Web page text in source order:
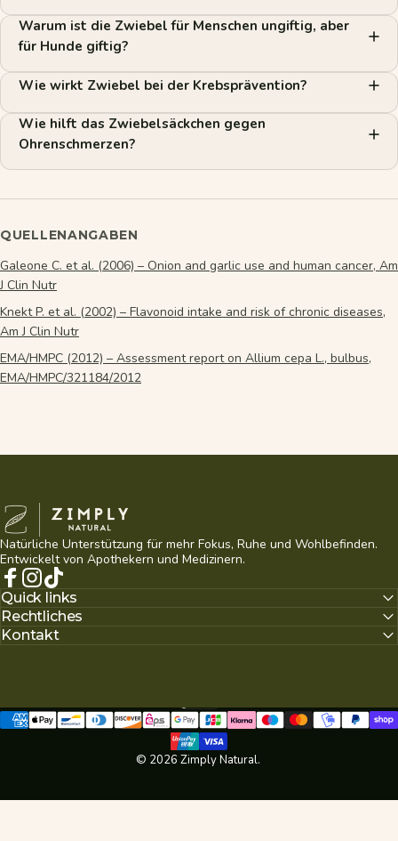
Warum ist die Zwiebel für Menschen ungiftig, aber
für Hunde giftig?
Wie wirkt Zwiebel bei der Krebsprävention?
Wie hilft das Zwiebelsäckchen gegen
Ohrenschmerzen?
QUELLENANGABEN
Galeone C. et al. (2006) – Onion and garlic use and human cancer, Am
J Clin Nutr
Knekt P. et al. (2002) – Flavonoid intake and risk of chronic diseases,
Am J Clin Nutr
EMA/HMPC (2012) – Assessment report on Allium cepa L., bulbus,
EMA/HMPC/321184/2012
Zimply Natural
Natürliche Unterstützung für mehr Fokus, Ruhe und Wohlbefinden.
Entwickelt von Apothekern und Medizinern.
Facebook
Instagram
TikTok
Quick links
Rechtliches
Kontakt
© 2026 Zimply Natural.
Sprache